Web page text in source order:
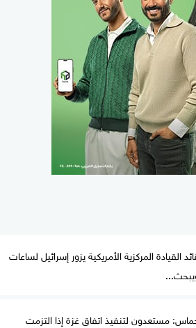
القيادة المركزية الأمريكية يزور إسرائيل لساعات
مستعدون لتنفيذ اتفاق غزة إذا التزمت